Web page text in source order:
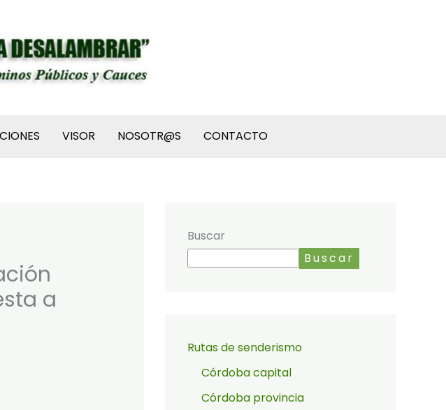
VISOR NOSOTR@S CONTACTO
a
Buscar
Buscar
Rutas de senderismo
Córdoba capital
Córdoba provincia